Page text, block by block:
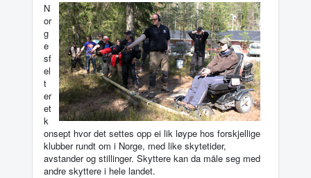
N
or
g
e
sf
el
t
er
et
k
onsept hvor det settes opp ei lik løype hos forskjellige
klubber rundt om i Norge, med like skytetider,
avstander og stillinger. Skyttere kan da måle seg med
andre skyttere i hele landet.